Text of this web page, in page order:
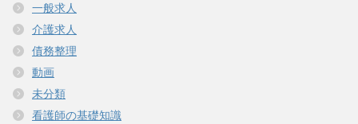
一般求人
介護求人
債務整理
動画
未分類
看護師の基礎知識